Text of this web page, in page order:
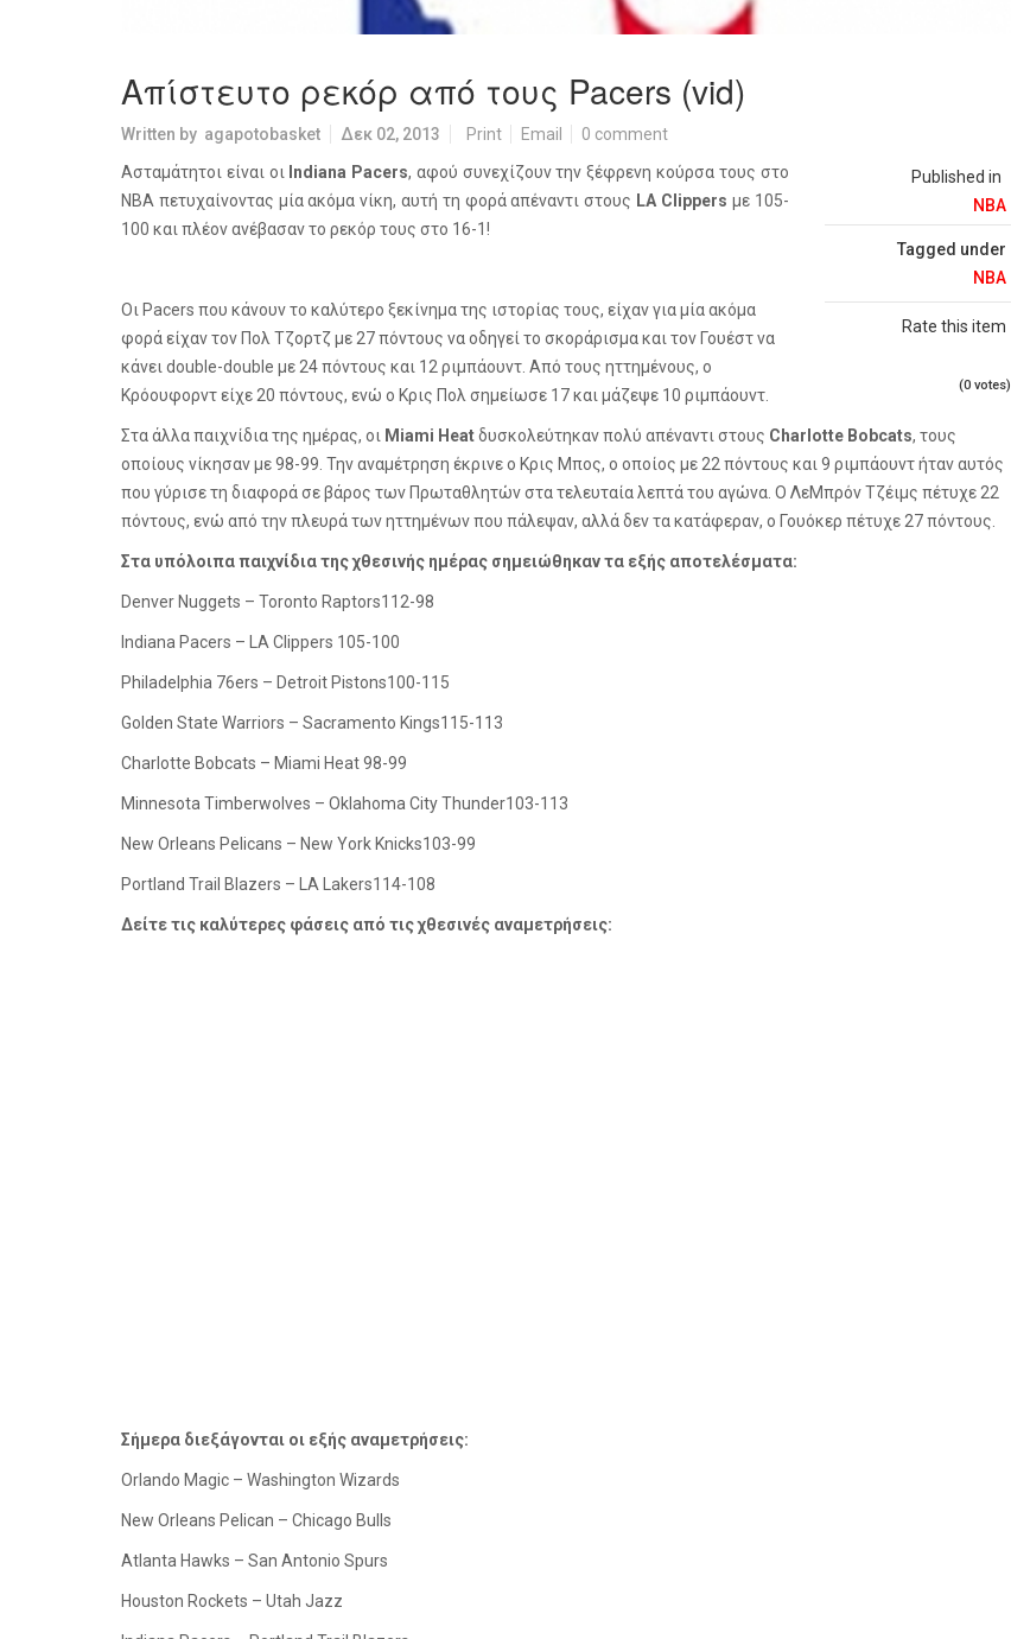
Απίστευτο ρεκόρ από τους Pacers (vid)
Written by agapotobasket Δεκ 02, 2013 Print Email 0 comment
Published in
NBA
Tagged under
NBA
Rate this item
(0 votes)
Ασταμάτητοι είναι οι Indiana Pacers, αφού συνεχίζουν την ξέφρενη κούρσα τους στο
NBA πετυχαίνοντας μία ακόμα νίκη, αυτή τη φορά απέναντι στους LA Clippers με 105-
100 και πλέον ανέβασαν το ρεκόρ τους στο 16-1!
Οι Pacers που κάνουν το καλύτερο ξεκίνημα της ιστορίας τους, είχαν για μία ακόμα
φορά είχαν τον Πολ Τζορτζ με 27 πόντους να οδηγεί το σκοράρισμα και τον Γουέστ να
κάνειdouble-double με 24 πόντους και 12 ριμπάουντ. Από τους ηττημένους, ο
Κρόουφορντ είχε 20 πόντους, ενώ ο Κρις Πολ σημείωσε 17 και μάζεψε 10 ριμπάουντ.
Στα άλλα παιχνίδια της ημέρας, οι Miami Heatδυσκολεύτηκαν πολύ απέναντι στους Charlotte Bobcats, τους
οποίους νίκησαν με 98-99. Την αναμέτρηση έκρινε ο Κρις Μπος, ο οποίος με 22 πόντους και 9 ριμπάουντ ήταν αυτός
που γύρισε τη διαφορά σε βάρος των Πρωταθλητών στα τελευταία λεπτά του αγώνα. Ο ΛεΜπρόν Τζέιμς πέτυχε 22
πόντους, ενώ από την πλευρά των ηττημένων που πάλεψαν, αλλά δεν τα κατάφεραν, ο Γουόκερ πέτυχε 27 πόντους.
Στα υπόλοιπα παιχνίδια της χθεσινής ημέρας σημειώθηκαν τα εξής αποτελέσματα:
Denver Nuggets – Toronto Raptors112-98
Indiana Pacers – LA Clippers 105-100
Philadelphia 76ers – Detroit Pistons100-115
Golden State Warriors – Sacramento Kings115-113
Charlotte Bobcats – Miami Heat98-99
MinnesotaTimberwolves – Oklahoma City Thunder103-113
New Orleans Pelicans – New York Knicks103-99
Portland Trail Blazers – LA Lakers114-108
Δείτε τις καλύτερες φάσεις από τις χθεσινές αναμετρήσεις:
Σήμερα διεξάγονται οι εξής αναμετρήσεις:
Orlando Magic – Washington Wizards
New Orleans Pelican – Chicago Bulls
Atlanta Hawks – San Antonio Spurs
Houston Rockets – Utah Jazz